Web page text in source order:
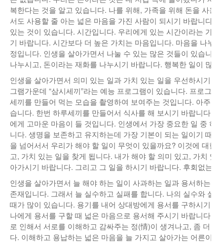
복한다는 것을 알고 있습니다. 나를 위해, 가족을 위해 돈을 사용
서도 사용할 줄 아는 넓은 마음을 가진 사람이 되시기 바랍니다.
있는 것이 있습니다. 시간입니다. 우리에게 있는 시간이라는 가
기 바랍니다. 시간보다 더 높은 가치는 마음입니다. 마음을 나누
정입니다. 인생을 살아가면서 나눌 수 있는 많은 것들이 있습니
나누시고, 돈이라는 재화를 나누시기 바랍니다. 행복한 일이 많
인생을 살아가면서 의미 있는 일과 가치 있는 일을 우선하시기
그램가운데 “삼시세끼”라는 예능 프로그램이 있습니다. 프로그
세끼를 만들어 먹는 모습을 촬영하여 보여주는 것입니다. 아주
습니다. 한번 하루세끼를 만들어서 식사를 해 보시기 바랍니다.
에게 고마운 마음이 들 것입니다. 인생에서 가장 중요한 일 중 하
니다. 생명을 보존하고 유지하는데 가장 기본이 되는 일이기 때
을 넘어서서 우리가 해야 할 일이 무엇이 있을까요? 이것에 대한
고, 가치 있는 일을 찾게 됩니다. 내가 해야 할 의미 있고, 가치
아가시기 바랍니다. 그리고 그 일을 하시기 바랍니다. 후회없는
인생을 살아가면서 늘 해야 하는 일이 사과하는 일과 용서하는
존재입니다. 그래서 늘 실수하고 실패를 합니다. 나의 실수와 실
때가 많이 있습니다. 용기를 내어 상대방에게 용서를 구하시기
나에게 용서를 구할 때 넓은 마음으로 용서해 주시기 바랍니다.
로 인해서 서로를 이해하고 감싸주는 정(情)이 생겨나고, 좀 더
다. 이해하고 용납하는 넓은 마음을 늘 가지고 살아가는 어른이